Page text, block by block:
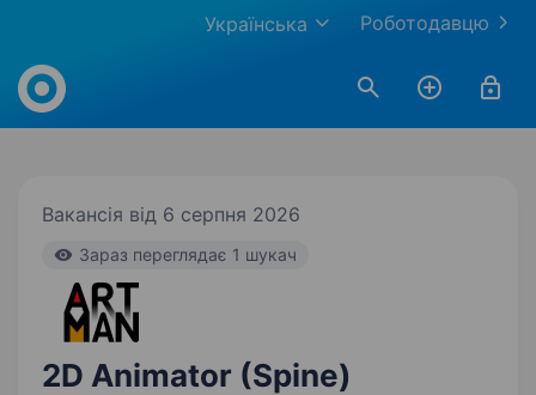
Роботодавцю
Українська
Work.ua
Вакансія від 6 серпня 2026
Зараз переглядає 1 шукач
2D Animator (Spine)